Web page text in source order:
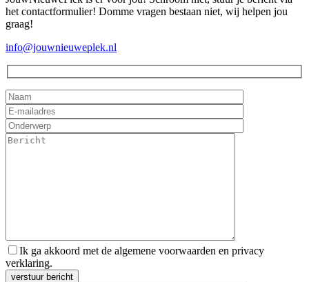
het contactformulier! Domme vragen bestaan niet, wij helpen jou
graag!
info@jouwnieuweplek.nl
Ik ga akkoord met de algemene voorwaarden en privacy
verklaring.
Gelieve dit veld leeg te laten.